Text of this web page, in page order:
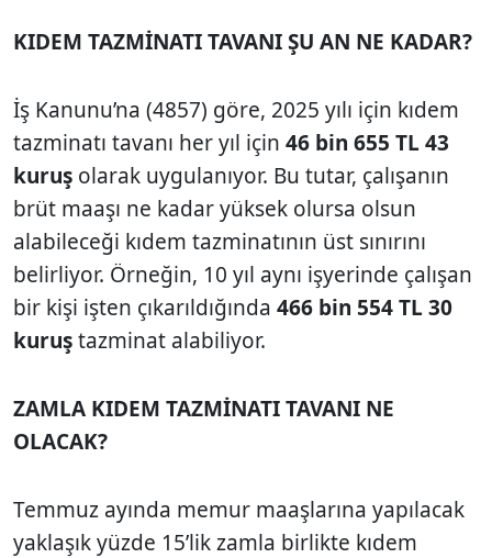
KIDEM TAZMİNATI TAVANI ŞU AN NE KADAR?
İş Kanunu’na (4857) göre, 2025 yılı için kıdem
tazminatı tavanı her yıl için 46 bin 655 TL 43
kuruş olarak uygulanıyor. Bu tutar, çalışanın
brüt maaşı ne kadar yüksek olursa olsun
alabileceği kıdem tazminatının üst sınırını
belirliyor. Örneğin, 10 yıl aynı işyerinde çalışan
bir kişi işten çıkarıldığında 466 bin 554 TL 30
kuruştazminat alabiliyor.
ZAMLA KIDEM TAZMİNATI TAVANI NE
OLACAK?
Temmuz ayında memur maaşlarına yapılacak
yaklaşık yüzde 15’lik zamla birlikte kıdem